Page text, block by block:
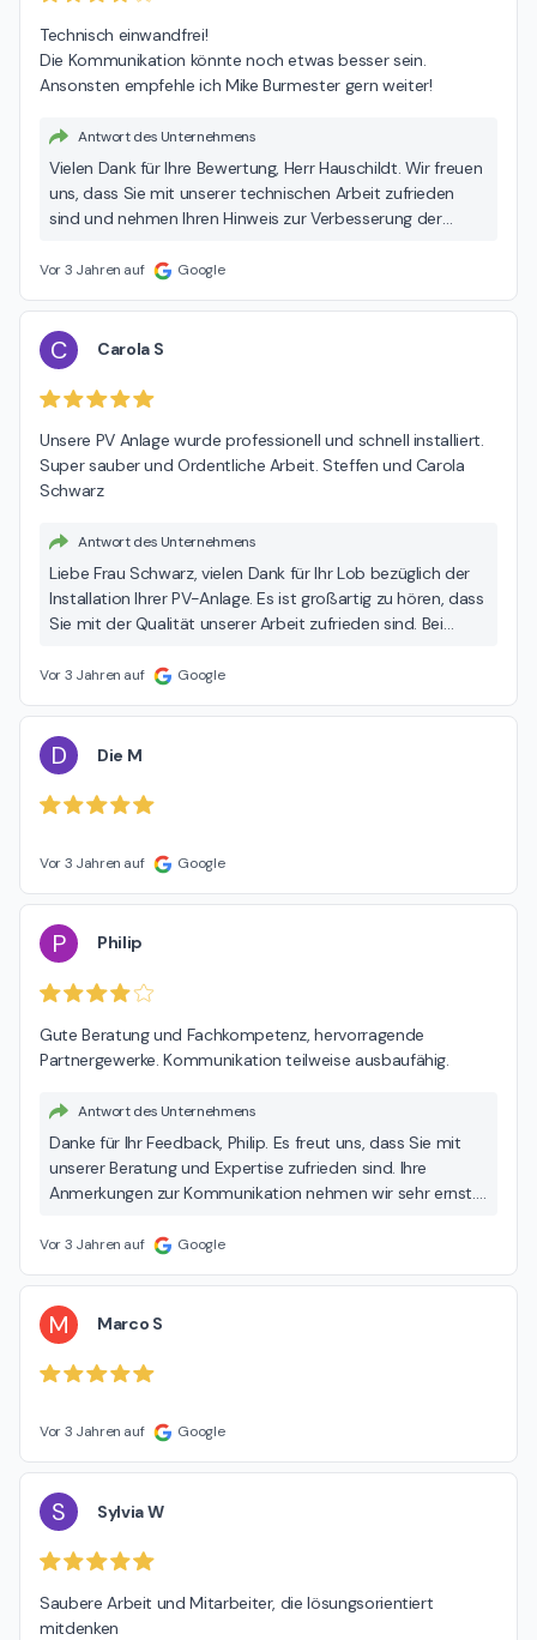
Technisch einwandfrei!
Die Kommunikation könnte noch etwas besser sein.
Ansonsten empfehle ich Mike Burmester gern weiter!
Antwort des Unternehmens
Vielen Dank für Ihre Bewertung, Herr Hauschildt. Wir freuen
uns, dass Sie mit unserer technischen Arbeit zufrieden
sind und nehmen Ihren Hinweis zur Verbesserung der
Service zu verbessern. Beste Grüße, Mike Burmester
Vor 3 Jahren auf Google
C Carola S
Unsere PV Anlage wurde professionell und schnell installiert.
Super sauber und Ordentliche Arbeit. Steffen und Carola
Schwarz
Antwort des Unternehmens
Liebe Frau Schwarz, vielen Dank für Ihr Lob bezüglich der
Installation Ihrer PV-Anlage. Es ist großartig zu hören, dass
Sie mit der Qualität unserer Arbeit zufrieden sind. Bei
Grüße, Mike Burmester
Vor 3 Jahren auf Google
D Die M
Vor 3 Jahren auf Google
P Philip
Gute Beratung und Fachkompetenz, hervorragende
Partnergewerke. Kommunikation teilweise ausbaufähig.
Antwort des Unternehmens
Danke für Ihr Feedback, Philip. Es freut uns, dass Sie mit
unserer Beratung und Expertise zufrieden sind. Ihre
Anmerkungen zur Kommunikation nehmen wir sehr ernst.
Mitarbeiter eingestellt haben, um genau diesen Bereich zu
Freundliche Grüße, Mike Burmester
Vor 3 Jahren auf Google
M Marco S
Vor 3 Jahren auf Google
S Sylvia W
Saubere Arbeit und Mitarbeiter, die lösungsorientiert
mitdenken